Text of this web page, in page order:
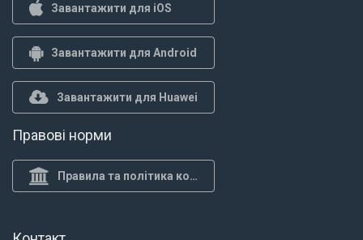
Завантажити для iOS
Завантажити для Android
Завантажити для Huawei
Правові норми
Правила та політика конф.